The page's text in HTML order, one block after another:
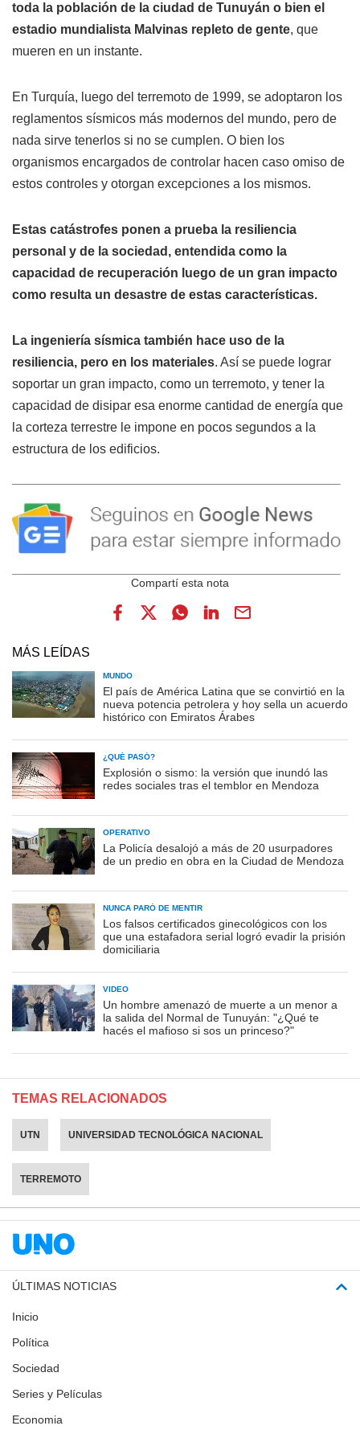
toda la población de la ciudad de Tunuyán o bien el
estadio mundialista Malvinas repleto de gente, que
mueren en un instante.
En Turquía, luego del terremoto de 1999, se adoptaron los
reglamentos sísmicos más modernos del mundo, pero de
nada sirve tenerlos si no se cumplen. O bien los
organismos encargados de controlar hacen caso omiso de
estos controles y otorgan excepciones a los mismos.
Estas catástrofes ponen a prueba la resiliencia
personal y de la sociedad, entendida como la
capacidad de recuperación luego de un gran impacto
como resulta un desastre de estas características.
La ingeniería sísmica también hace uso de la
resiliencia, pero en los materiales. Así se puede lograr
soportar un gran impacto, como un terremoto, y tener la
capacidad de disipar esa enorme cantidad de energía que
la corteza terrestre le impone en pocos segundos a la
estructura de los edificios.
MÁS LEÍDAS
MUNDO
El país de América Latina que se convirtió en la
nueva potencia petrolera y hoy sella un acuerdo
histórico con Emiratos Árabes
¿QUÉ PASÓ?
Explosión o sismo: la versión que inundó las
redes sociales tras el temblor en Mendoza
OPERATIVO
La Policía desalojó a más de 20 usurpadores
de un predio en obra en la Ciudad de Mendoza
NUNCA PARÓ DE MENTIR
Los falsos certificados ginecológicos con los
que una estafadora serial logró evadir la prisión
domiciliaria
VIDEO
Un hombre amenazó de muerte a un menor a
la salida del Normal de Tunuyán: "¿Qué te
hacés el mafioso si sos un princeso?"
TEMAS RELACIONADOS
UTN UNIVERSIDAD TECNOLÓGICA NACIONAL
TERREMOTO
ÚLTIMAS NOTICIAS
Inicio
Política
Sociedad
Series y Películas
Economia